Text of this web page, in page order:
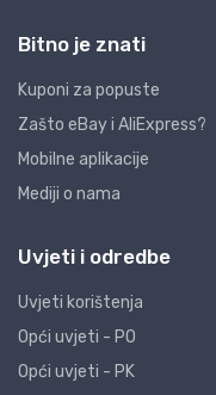
Bitno je znati
Kuponi za popuste
Zašto eBay i AliExpress?
Mobilne aplikacije
Mediji o nama
Uvjeti i odredbe
Uvjeti korištenja
Opći uvjeti - PO
Opći uvjeti - PK